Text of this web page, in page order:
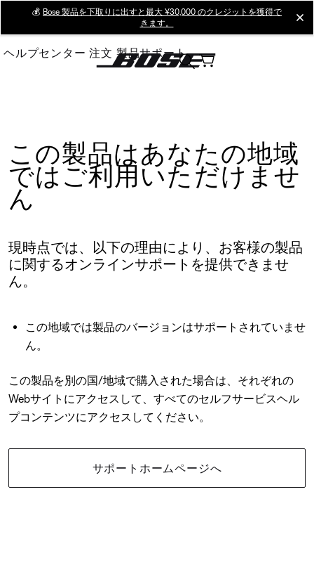
Main
💰 Bose 製品を下取りに出すと最大 ¥30,000 のクレジットを獲得で
きます。
ヘルプセンター 注文 製品サポート
この製品はあなたの地域
ではご利用いただけませ
ん
現時点では、以下の理由により、お客様の製品
に関するオンラインサポートを提供できませ
ん。
この地域では製品のバージョンはサポートされていませ
ん。
この製品を別の国/地域で購入された場合は、それぞれの
Webサイトにアクセスして、すべてのセルフサービスヘル
プコンテンツにアクセスしてください。
サポートホームページへ